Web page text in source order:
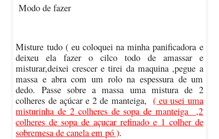
Modo de fazer
Misture tudo ( eu coloquei na minha panificadora e
deixeu ela fazer o cilco todo de amassar e
misturar,deixei crescer e tirei da maquina ,pegue a
massa e abra com um rolo na espessura de um
dedo. Passe sobre a massa uma mistura de 2
colheres de açúcar e 2 de manteiga, ( eu usei uma
misturinha de 2 colheres de sopa de manteiga ,2
colheres de sopa de açucar refinado e 1 colher de
sobremesa de canela em pó ).